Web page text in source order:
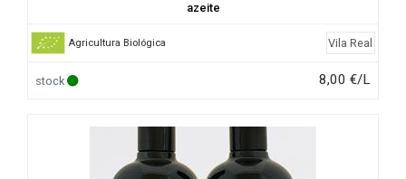
azeite
Agricultura Biológica Vila Real
stock 8,00 €/L